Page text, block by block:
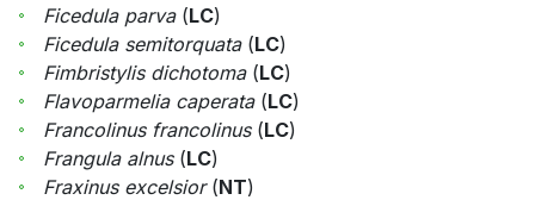
Ficedula parva(LC)
Ficedula semitorquata(LC)
Fimbristylis dichotoma(LC)
Flavoparmelia caperata(LC)
Francolinus francolinus(LC)
Frangula alnus(LC)
Fraxinus excelsior(NT)